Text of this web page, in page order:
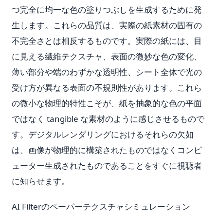
つ完全に均一な色の塗りつぶしを生成するために発
生します。これらの品質は、実際の紙素材の固有の
不完全さとは相反するものです。実際の紙には、目
に見える繊維テクスチャ、表面の微妙な色の変化、
薄い部分や端のわずかな透明性、シート全体で光の
受け方が異なる表面の不規則性があります。これら
の微小な物理的特性こそが、紙を抽象的な色の平面
ではなく tangible な素材のように感じさせるもので
す。デジタルレンダリングにおけるそれらの欠如
は、画像が物理的に構築されたものではなくコンピ
ューター生成されたものであることをすぐに視聴者
に知らせます。
AI Filterのペーパーテクスチャシミュレーション